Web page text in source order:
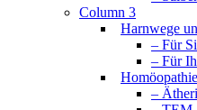
Column 3
Harnwege
– Für
– Für
Homöopathie
–